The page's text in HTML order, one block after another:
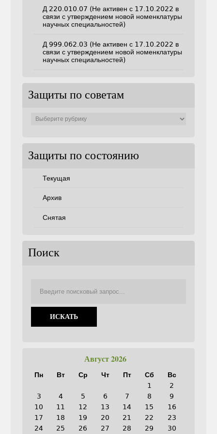
Д 220.010.07 (Не активен с 17.10.2022 в
связи с утверждением новой номенклатуры
научных специальностей)
Д 999.062.03 (Не активен с 17.10.2022 в
связи с утверждением новой номенклатуры
научных специальностей)
Защиты по советам
Защиты по состоянию
Текущая
Архив
Снятая
Поиск
Август 2026
Пн Вт Ср Чт Пт Сб
Вс
1
2
3
4 5 6 7 8
9
10
11 12 13 14 15
16
17
18 19 20 21 22
23
24
25 26 27 28 29
30